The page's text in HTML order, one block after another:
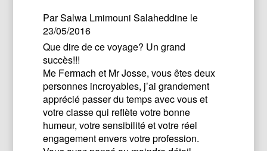
ParSalwa Lmimouni Salaheddine le
23/05/2016
Que dire de ce voyage? Un grand
succès!!!
Me Fermach et Mr Josse, vous êtes deux
personnes incroyables, j’ai grandement
apprécié passer du temps avec vous et
votre classe qui reflète votre bonne
humeur, votre sensibilité et votre réel
engagement envers votre profession.